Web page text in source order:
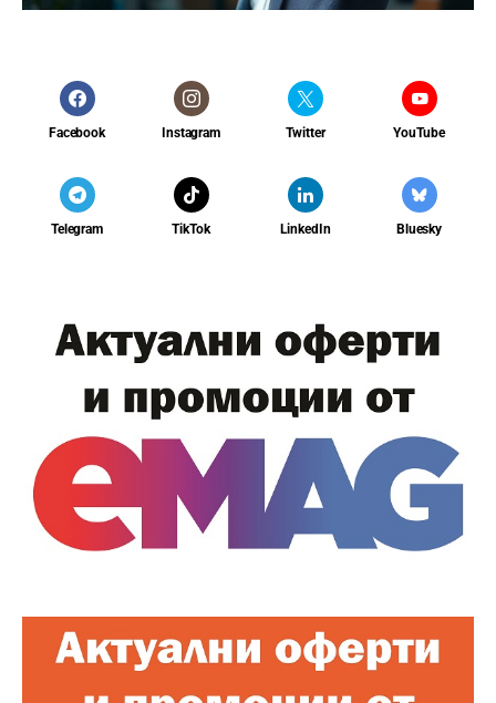
Facebook Instagram Twitter YouTube
Telegram TikTok LinkedIn Bluesky